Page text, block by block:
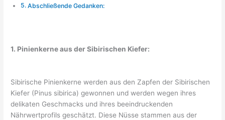
Abschließende Gedanken:
1. Pinienkerne aus der Sibirischen Kiefer:
Sibirische Pinienkerne werden aus den Zapfen der Sibirischen
Kiefer (Pinus sibirica) gewonnen und werden wegen ihres
delikaten Geschmacks und ihres beeindruckenden
Nährwertprofils geschätzt. Diese Nüsse stammen aus der